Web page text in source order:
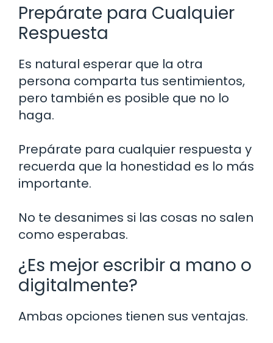
Prepárate para Cualquier
Respuesta
Es natural esperar que la otra
persona comparta tus sentimientos,
pero también es posible que no lo
haga.
Prepárate para cualquier respuesta y
recuerda que la honestidad es lo más
importante.
No te desanimes si las cosas no salen
como esperabas.
¿Es mejor escribir a mano o
digitalmente?
Ambas opciones tienen sus ventajas.